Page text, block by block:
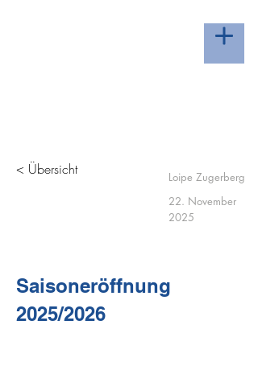
< Übersicht
Loipe Zugerberg
22. November
2025
Saisoneröffnung
2025/2026